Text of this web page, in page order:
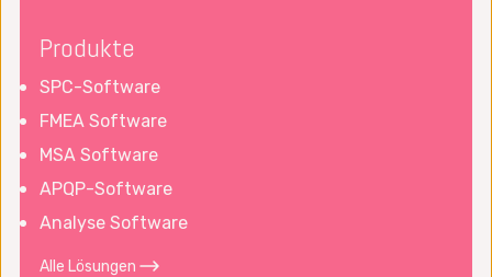
Produkte
SPC-Software
FMEA Software
MSA Software
APQP-Software
Analyse Software
Alle Lösungen